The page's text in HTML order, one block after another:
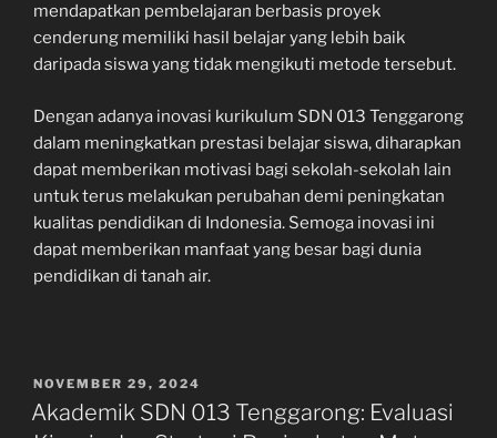
mendapatkan pembelajaran berbasis proyek
cenderung memiliki hasil belajar yang lebih baik
daripada siswa yang tidak mengikuti metode tersebut.
Dengan adanya inovasi kurikulum SDN 013 Tenggarong
dalam meningkatkan prestasi belajar siswa, diharapkan
dapat memberikan motivasi bagi sekolah-sekolah lain
untuk terus melakukan perubahan demi peningkatan
kualitas pendidikan di Indonesia. Semoga inovasi ini
dapat memberikan manfaat yang besar bagi dunia
pendidikan di tanah air.
POSTED
ON
NOVEMBER 29, 2024
Akademik SDN 013 Tenggarong: Evaluasi